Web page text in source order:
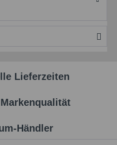
Lieferzeiten
Händler